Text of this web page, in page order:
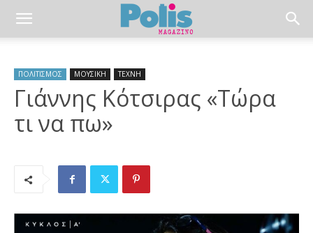
ΠΟΛΙΤΙΣΜΟΣ ΜΟΥΣΙΚΗ ΤΕΧΝΗ
Γιάννης Κότσιρας «Τώρα
τι να πω»